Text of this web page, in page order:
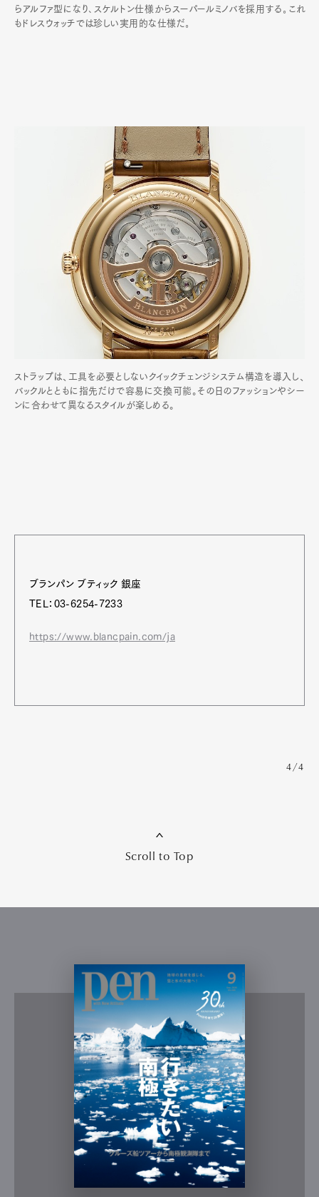
らアルファ型になり､スケルトン仕様からスーパールミノバを採用する｡これ
もドレスウォッチでは珍しい実用的な仕様だ｡
ストラップは、工具を必要としないクイックチェンジシステム構造を導入し、
バックルとともに指先だけで容易に交換可能。その日のファッションやシー
ンに合わせて異なるスタイルが楽しめる。
ブランパン ブティック 銀座
TEL：03-6254-7233
https://www.blancpain.com/ja
4/4
Scroll to Top